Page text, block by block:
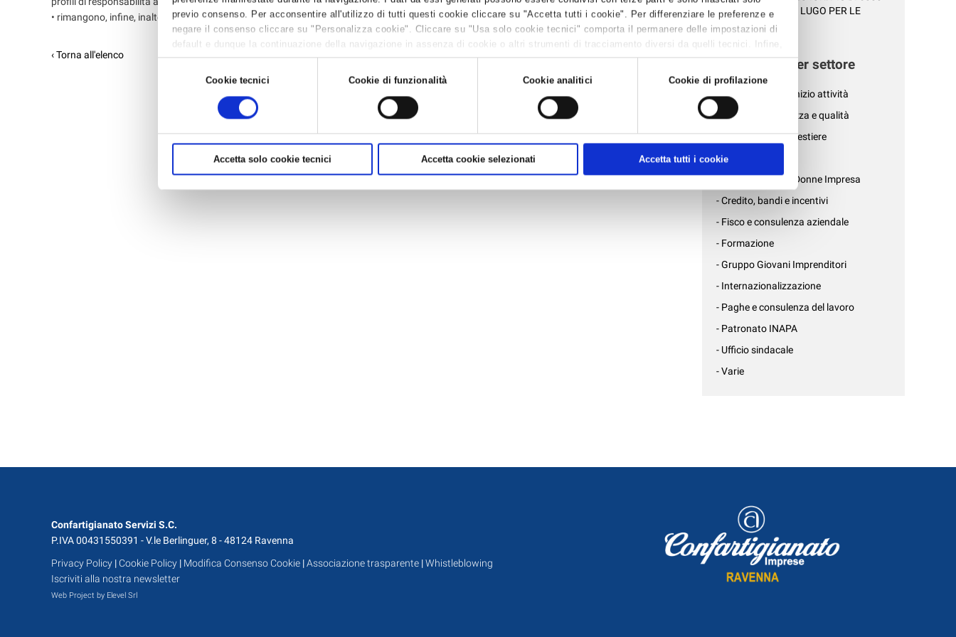
previo consenso. Per acconsentire all'utilizzo di tutti questi cookie cliccare su "Accetta tutti i cookie". Per differenziare le preferenze e
negare il consenso cliccare su "Personalizza cookie". Cliccare su "Usa solo cookie tecnici" comporta il permanere delle impostazioni di
default e dunque la continuazione della navigazione in assenza di cookie o altri strumenti di tracciamento diversi da quelli tecnici. Infine,
per avere maggiori informazioni, leggere laCookie policy.
Cookie tecnici Cookie di funzionalità Cookie analitici Cookie di profilazione
Accetta solo cookie tecnici Accetta cookie selezionati Accetta tutti i cookie
• rimangono, infine, inalterati i profili di responsabilità amministrativo-contabile.
‹ Torna all'elenco
EURO RACCOLTI A LUGO PER LE
PAZIENT...
News per settore
- Affari generali e inizio attività
- Ambiente, sicurezza e qualità
- Associazioni di mestiere
- AziendePiù
- Confartigianato Donne Impresa
- Credito, bandi e incentivi
- Fisco e consulenza aziendale
- Formazione
- Gruppo Giovani Imprenditori
- Internazionalizzazione
- Paghe e consulenza del lavoro
- Patronato INAPA
- Ufficio sindacale
- Varie
Confartigianato Servizi S.C.
P.IVA 00431550391 - V.le Berlinguer, 8 - 48124 Ravenna
Privacy Policy |Cookie Policy | Modifica Consenso Cookie |Associazione trasparente |Whistleblowing
Iscriviti alla nostra newsletter
Web Project by Elevel Srl